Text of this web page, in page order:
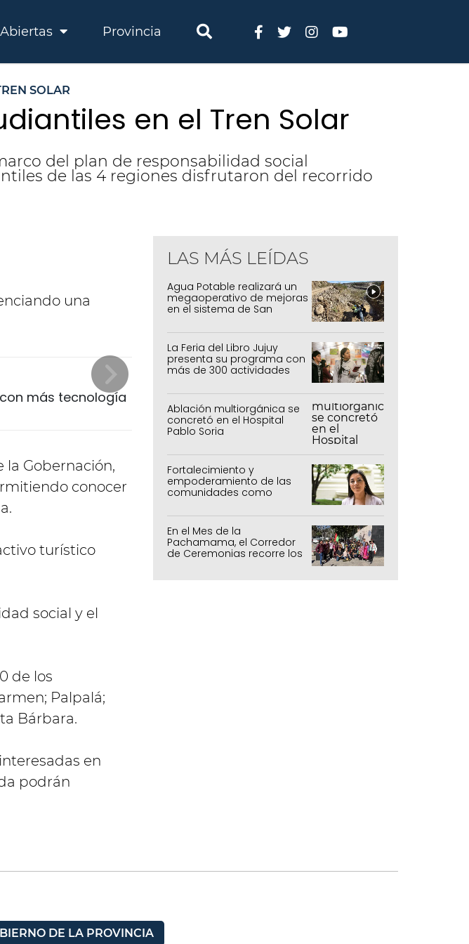
Provincia
SOLAR
en el Tren Solar
del plan de responsabilidad social
de las 4 regiones disfrutaron del recorrido
una
más tecnología
la Gobernación,
conocer
turístico
social y el
de los
Palpalá;
Bárbara.
en
podrán
LAS MÁS LEÍDAS
Agua Potable realizará un
megaoperativo de mejoras
en el sistema de San
La Feria del Libro Jujuy
presenta su programa con
más de 300 actividades
Ablación multiorgánica se
concretó en el Hospital
Pablo Soria
Fortalecimiento y
empoderamiento de las
comunidades como
En el Mes de la
Pachamama, el Corredor
de Ceremonias recorre los
DE LA PROVINCIA